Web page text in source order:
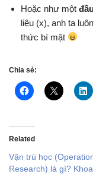
Hoặc như một
liệu (x), anh ta
thức bí mật
Chia sẻ:
Related
Vận trù học
Research) là gì?